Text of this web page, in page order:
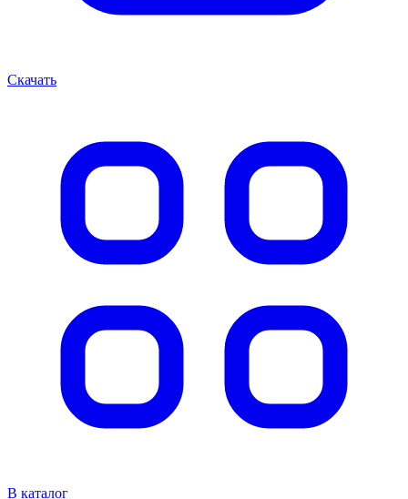
Скачать
В каталог